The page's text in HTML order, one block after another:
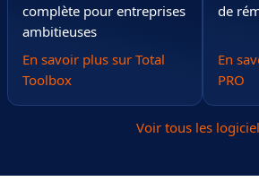
complète pour entreprises
ambitieuses
En savoir plus sur Total
Toolbox
de
En
PRO
Voir tous les